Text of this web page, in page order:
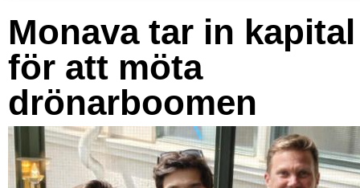
Monava tar in kapital
för att möta
drönarboomen